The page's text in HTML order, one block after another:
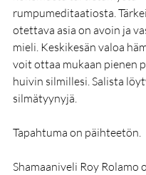
rumpumeditaatiosta.
otettava asia on avoin ja
mieli. Keskikesän valoa
voit ottaa mukaan pienen
huivin silmillesi. Salista
silmätyynyjä.
Tapahtuma on päihteetön.
Shamaaniveli Roy Rolamo